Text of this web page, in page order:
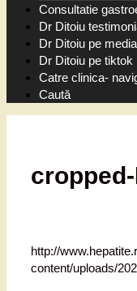
Consultatie
Dr Ditoiu
Dr Ditoiu pe media
Dr Ditoiu pe tiktok
Catre clinica-
Caută
http://
content/uploads/